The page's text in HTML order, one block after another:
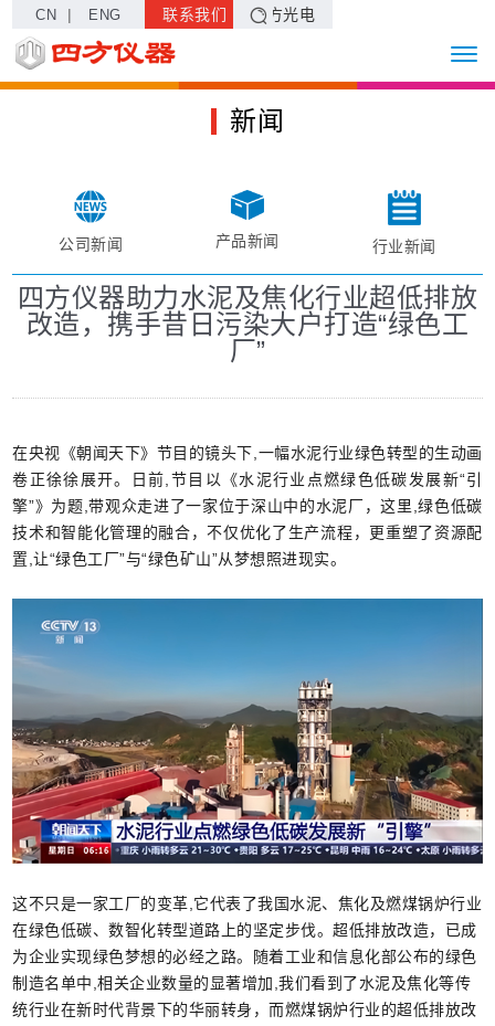
CN | ENG 联系我们 四方光电
新闻
公司新闻 产品新闻 行业新闻
四方仪器助力水泥及焦化行业超低排放
改造，携手昔日污染大户打造“绿色工
厂”
在央视《朝闻天下》节目的镜头下,一幅水泥行业绿色转型的生动画
卷正徐徐展开。日前,节目以《水泥行业点燃绿色低碳发展新“引
擎”》为题,带观众走进了一家位于深山中的水泥厂，这里,绿色低碳
技术和智能化管理的融合，不仅优化了生产流程，更重塑了资源配
置,让“绿色工厂”与“绿色矿山”从梦想照进现实。
这不只是一家工厂的变革,它代表了我国水泥、焦化及燃煤锅炉行业
在绿色低碳、数智化转型道路上的坚定步伐。超低排放改造，已成
为企业实现绿色梦想的必经之路。随着工业和信息化部公布的绿色
制造名单中,相关企业数量的显著增加,我们看到了水泥及焦化等传
统行业在新时代背景下的华丽转身，而燃煤锅炉行业的超低排放改